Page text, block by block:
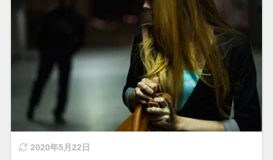
2020年5月22日